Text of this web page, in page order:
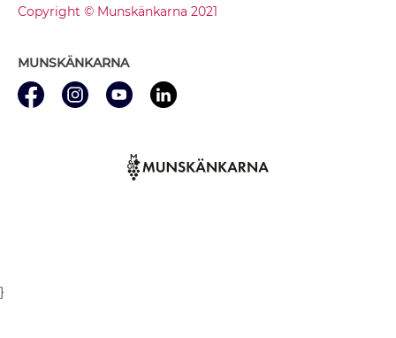
Copyright © Munskänkarna 2021
MUNSKÄNKARNA
}